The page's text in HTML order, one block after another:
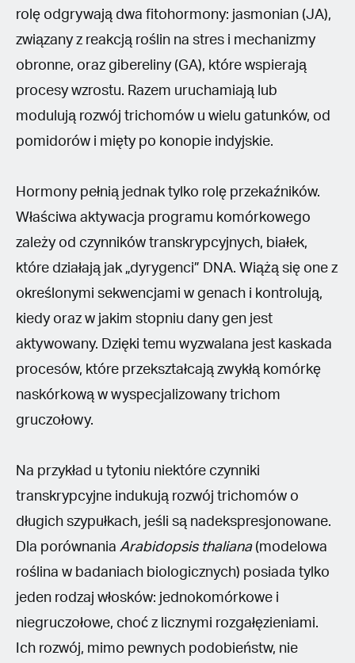
rolę odgrywają dwa fitohormony: jasmonian (JA),
związany z reakcją roślin na stres i mechanizmy
obronne, oraz gibereliny (GA), które wspierają
procesy wzrostu. Razem uruchamiają lub
modulują rozwój trichomów u wielu gatunków, od
pomidorów i mięty po konopie indyjskie.
Hormony pełnią jednak tylko rolę przekaźników.
Właściwa aktywacja programu komórkowego
zależy od czynników transkrypcyjnych, białek,
które działają jak „dyrygenci” DNA. Wiążą się one z
określonymi sekwencjami w genach i kontrolują,
kiedy oraz w jakim stopniu dany gen jest
aktywowany. Dzięki temu wyzwalana jest kaskada
procesów, które przekształcają zwykłą komórkę
naskórkową w wyspecjalizowany trichom
gruczołowy.
Na przykład u tytoniu niektóre czynniki
transkrypcyjne indukują rozwój trichomów o
długich szypułkach, jeśli są nadekspresjonowane.
Dla porównania Arabidopsis thaliana(modelowa
roślina w badaniach biologicznych) posiada tylko
jeden rodzaj włosków: jednokomórkowe i
niegruczołowe, choć z licznymi rozgałęzieniami.
Ich rozwój, mimo pewnych podobieństw, nie